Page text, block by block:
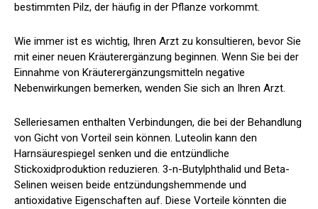
bestimmten Pilz, der häufig in der Pflanze vorkommt.
Wie immer ist es wichtig, Ihren Arzt zu konsultieren, bevor Sie
mit einer neuen Kräuterergänzung beginnen. Wenn Sie bei der
Einnahme von Kräuterergänzungsmitteln negative
Nebenwirkungen bemerken, wenden Sie sich an Ihren Arzt.
Selleriesamen enthalten Verbindungen, die bei der Behandlung
von Gicht von Vorteil sein können. Luteolin kann den
Harnsäurespiegel senken und die entzündliche
Stickoxidproduktion reduzieren. 3-n-Butylphthalid und Beta-
Selinen weisen beide entzündungshemmende und
antioxidative Eigenschaften auf. Diese Vorteile könnten die